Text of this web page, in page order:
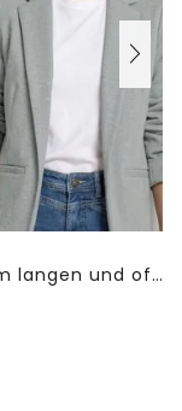
Blazer im langen und offenen Schnitt